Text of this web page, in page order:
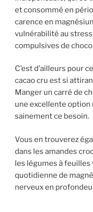
et consommé en
carence en
vulnérabilité au
compulsives de
C’est d’ailleurs pour
cacao cru est si
Manger un carré de
une excellente
sainement ce besoin.
Vous en trouverez
dans les amandes
les légumes à
quotidienne de
nerveux en